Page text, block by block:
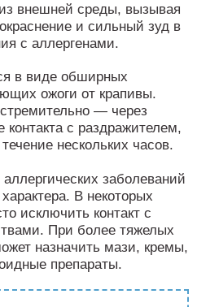
внешней среды, вызывая
и сильный зуд в
с аллергенами.
в виде обширных
ожоги от крапивы.
— через
контакта с раздражителем,
нескольких часов.
заболеваний
В некоторых
исключить контакт с
При более тяжелых
назначить мази, кремы,
препараты.